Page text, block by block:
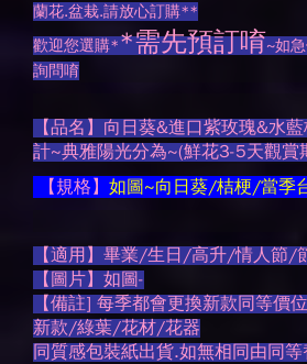
蘭花.盆栽.請放心訂購**
歡迎您選購**需先預訂唷~如
詢問唷
【品名】向日葵&進口紫玫瑰&水
計~典雅陽光分為~(鮮花3-5天觀賞
【規格】 如圖~向日葵/桔梗/當季
【適用】畢業/生日/高升/情人節/
【圖片】如圖-
【備註] 每季都會更換新款同等價
新款/綠葉/花材/花器
同質感包裝紙出貨.如無相同由同等